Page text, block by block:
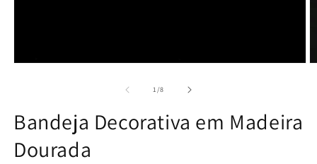
modal
1/de
8
Bandeja Decorativa em Madeira
Dourada